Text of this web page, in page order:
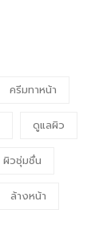
ครีมทาหน้า
ดูแลผิว
ผิวชุ่มชื่น
ล้างหน้า